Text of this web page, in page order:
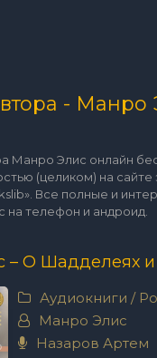
- Манро
Манро Элис онлайн
(целиком) на сайте
Все полные и
на телефон и андроид.
Аудиокниги /
Манро Элис
Назаров Артем